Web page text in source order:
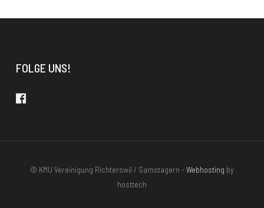
FOLGE UNS!
© KMU Vereinigung Richterswil / Samstagern -Webhosting by
hosttech